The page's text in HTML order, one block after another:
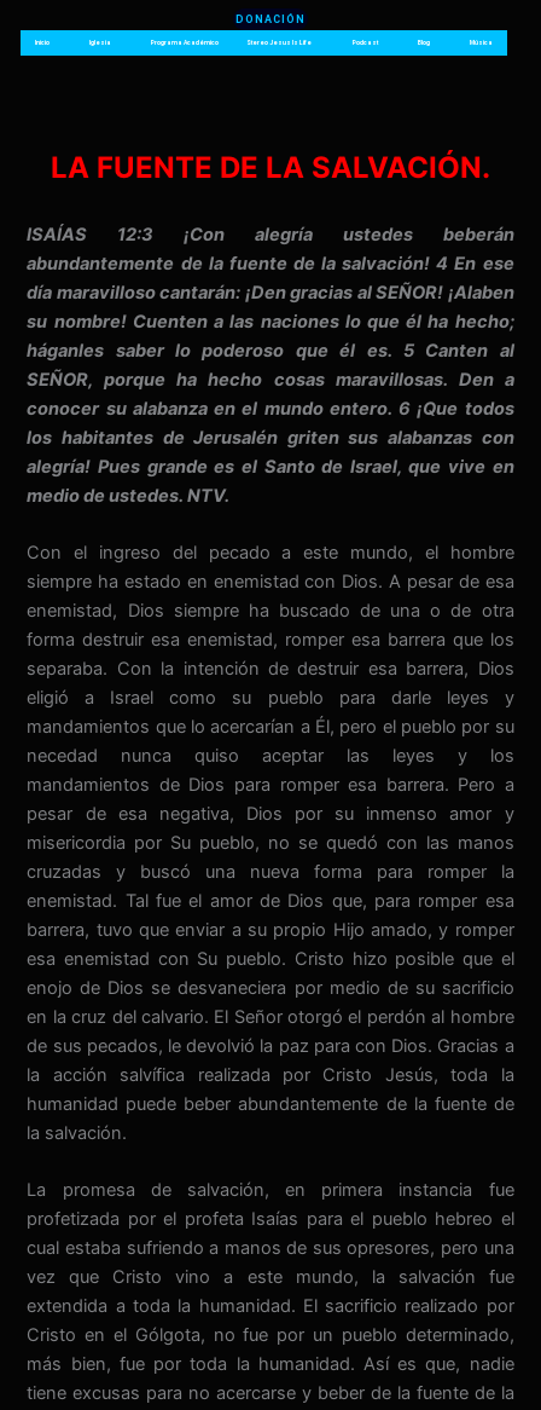
DONACIÓN
Inicio Iglesia Programa Académico Stereo Jesus Is Life Podcast Blog Música
LA FUENTE DE LA SALVACIÓN.
ISAÍAS 12:3 ¡Con alegría ustedes beberán
abundantemente de la fuente de la salvación! 4 En ese
día maravilloso cantarán: ¡Den gracias al SEÑOR! ¡Alaben
su nombre! Cuenten a las naciones lo que él ha hecho;
háganles saber lo poderoso que él es. 5 Canten al
SEÑOR, porque ha hecho cosas maravillosas. Den a
conocer su alabanza en el mundo entero. 6 ¡Que todos
los habitantes de Jerusalén griten sus alabanzas con
alegría! Pues grande es el Santo de Israel, que vive en
medio de ustedes. NTV.
Con el ingreso del pecado a este mundo, el hombre
siempre ha estado en enemistad con Dios. A pesar de esa
enemistad, Dios siempre ha buscado de una o de otra
forma destruir esa enemistad, romper esa barrera que los
separaba. Con la intención de destruir esa barrera, Dios
eligió a Israel como su pueblo para darle leyes y
mandamientos que lo acercarían a Él, pero el pueblo por su
necedad nunca quiso aceptar las leyes y los
mandamientos de Dios para romper esa barrera. Pero a
pesar de esa negativa, Dios por su inmenso amor y
misericordia por Su pueblo, no se quedó con las manos
cruzadas y buscó una nueva forma para romper la
enemistad. Tal fue el amor de Dios que, para romper esa
barrera, tuvo que enviar a su propio Hijo amado, y romper
esa enemistad con Su pueblo. Cristo hizo posible que el
enojo de Dios se desvaneciera por medio de su sacrificio
en la cruz del calvario. El Señor otorgó el perdón al hombre
de sus pecados, le devolvió la paz para con Dios. Gracias a
la acción salvífica realizada por Cristo Jesús, toda la
humanidad puede beber abundantemente de la fuente de
la salvación.
La promesa de salvación, en primera instancia fue
profetizada por el profeta Isaías para el pueblo hebreo el
cual estaba sufriendo a manos de sus opresores, pero una
vez que Cristo vino a este mundo, la salvación fue
extendida a toda la humanidad. El sacrificio realizado por
Cristo en el Gólgota, no fue por un pueblo determinado,
más bien, fue por toda la humanidad. Así es que, nadie
tiene excusas para no acercarse y beber de la fuente de la